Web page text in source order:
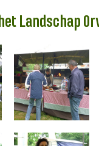
Landschap